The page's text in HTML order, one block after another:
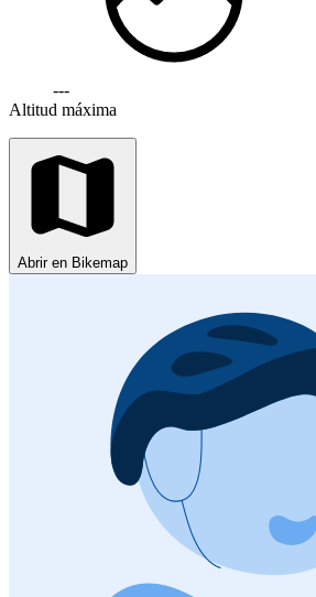
---
Altitud máxima
Abrir en Bikemap